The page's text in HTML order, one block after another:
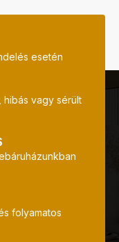
esetén
hibás vagy sérült
folyamatos